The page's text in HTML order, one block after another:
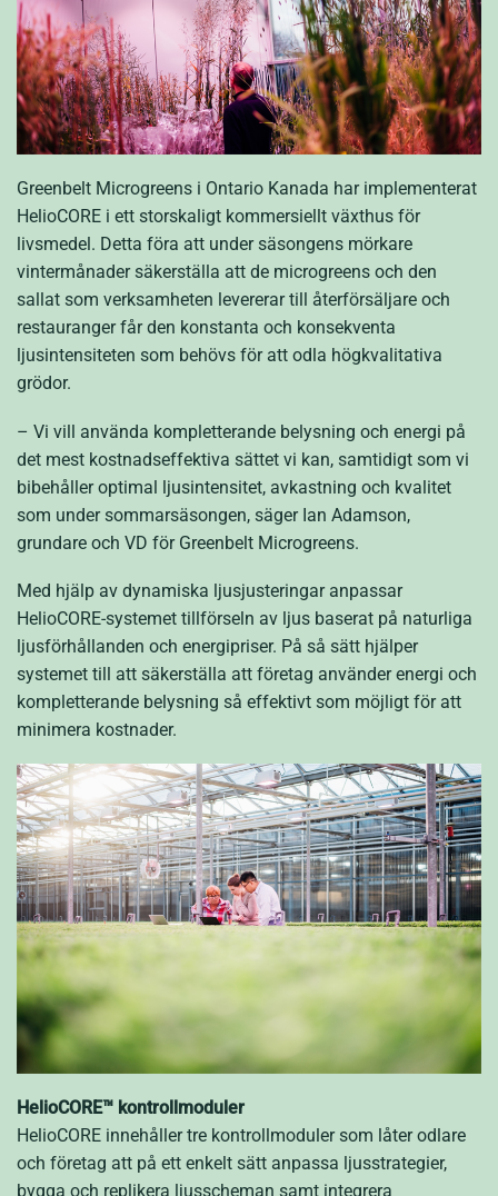
Greenbelt Microgreens i Ontario Kanada har implementerat
HelioCORE i ett storskaligt kommersiellt växthus för
livsmedel. Detta föra att under säsongens mörkare
vintermånader säkerställa att de microgreens och den
sallat som verksamheten levererar till återförsäljare och
restauranger får den konstanta och konsekventa
ljusintensiteten som behövs för att odla högkvalitativa
grödor.
– Vi vill använda kompletterande belysning och energi på
det mest kostnadseffektiva sättet vi kan, samtidigt som vi
bibehåller optimal ljusintensitet, avkastning och kvalitet
som under sommarsäsongen, säger Ian Adamson,
grundare och VD för Greenbelt Microgreens.
Med hjälp av dynamiska ljusjusteringar anpassar
HelioCORE-systemet tillförseln av ljus baserat på naturliga
ljusförhållanden och energipriser. På så sätt hjälper
systemet till att säkerställa att företag använder energi och
kompletterande belysning så effektivt som möjligt för att
minimera kostnader.
HelioCORE™ kontrollmoduler
HelioCORE innehåller tre kontrollmoduler som låter odlare
och företag att på ett enkelt sätt anpassa ljusstrategier,
bygga och replikera ljusscheman samt integrera